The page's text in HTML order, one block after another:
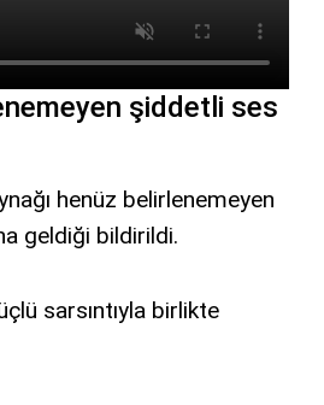
şiddetli ses
henüz belirlenemeyen
geldiği bildirildi.
sarsıntıyla birlikte